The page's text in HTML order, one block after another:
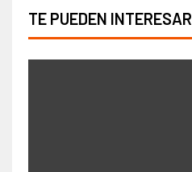
TE PUEDEN INTERESAR